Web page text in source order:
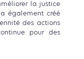
la justice
également créé
des actions
pour des